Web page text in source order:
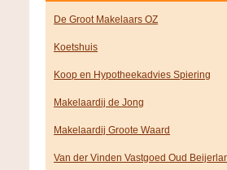
De Groot Makelaars OZ
Koetshuis
Koop en Hypotheekadvies Spiering
Makelaardij de Jong
Makelaardij Groote Waard
Van der Vinden Vastgoed Oud